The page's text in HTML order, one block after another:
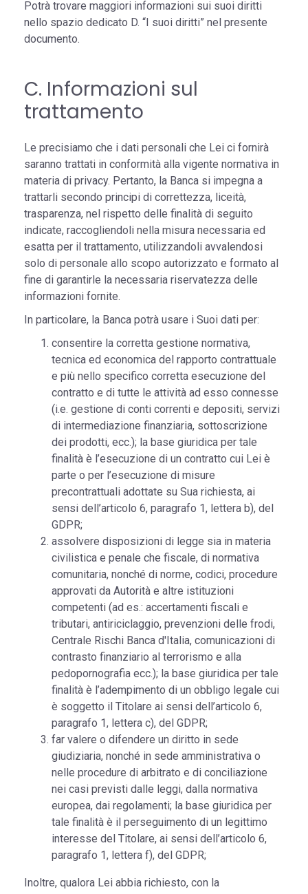
Potrà trovare maggiori informazioni sui suoi diritti
nello spazio dedicato D. “I suoi diritti” nel presente
documento.
C. Informazioni sul
trattamento
Le precisiamo che i dati personali che Lei ci fornirà
saranno trattati in conformità alla vigente normativa in
materia di privacy. Pertanto, la Banca si impegna a
trattarli secondo principi di correttezza, liceità,
trasparenza, nel rispetto delle finalità di seguito
indicate, raccogliendoli nella misura necessaria ed
esatta per il trattamento, utilizzandoli avvalendosi
solo di personale allo scopo autorizzato e formato al
fine di garantirle la necessaria riservatezza delle
informazioni fornite.
In particolare, la Banca potrà usare i Suoi dati per:
consentire la corretta gestione normativa,
tecnica ed economica del rapporto contrattuale
e più nello specifico corretta esecuzione del
contratto e di tutte le attività ad esso connesse
(i.e. gestione di conti correnti e depositi, servizi
di intermediazione finanziaria, sottoscrizione
dei prodotti, ecc.); la base giuridica per tale
finalità è l’esecuzione di un contratto cui Lei è
parte o per l’esecuzione di misure
precontrattuali adottate su Sua richiesta, ai
sensi dell’articolo 6, paragrafo 1, lettera b), del
GDPR;
assolvere disposizioni di legge sia in materia
civilistica e penale che fiscale, di normativa
comunitaria, nonché di norme, codici, procedure
approvati da Autorità e altre istituzioni
competenti (ad es.: accertamenti fiscali e
tributari, antiriciclaggio, prevenzioni delle frodi,
Centrale Rischi Banca d'Italia, comunicazioni di
contrasto finanziario al terrorismo e alla
pedopornografia ecc.); la base giuridica per tale
finalità è l’adempimento di un obbligo legale cui
è soggetto il Titolare ai sensi dell’articolo 6,
paragrafo 1, lettera c), del GDPR;
far valere o difendere un diritto in sede
giudiziaria, nonché in sede amministrativa o
nelle procedure di arbitrato e di conciliazione
nei casi previsti dalle leggi, dalla normativa
europea, dai regolamenti; la base giuridica per
tale finalità è il perseguimento di un legittimo
interesse del Titolare, ai sensi dell’articolo 6,
paragrafo 1, lettera f), del GDPR;
Inoltre, qualora Lei abbia richiesto, con la